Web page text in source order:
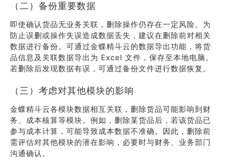
（二）备份重要数据
即使确认货品无业务关联，删除操作仍存在一定风险。为
防止误删或操作失误造成数据丢失，建议在删除前对相关
数据进行备份。可通过金蝶精斗云的数据导出功能，将货
品信息及关联数据导出为 Excel 文件，保存至本地电脑。
若删除后发现数据有误，可通过备份文件进行数据恢复。
（三）考虑对其他模块的影响
金蝶精斗云各模块数据相互关联，删除货品可能影响到财
务、成本核算等模块。例如，删除某货品后，若该货品已
参与成本计算，可能导致成本数据不准确。因此，删除前
需评估对其他模块的潜在影响，必要时与财务、业务部门
沟通确认。